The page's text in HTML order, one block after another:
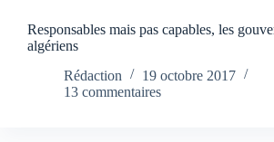
Responsables mais pas capables, les
algériens
Rédaction
19 octobre 2017
13 commentaires